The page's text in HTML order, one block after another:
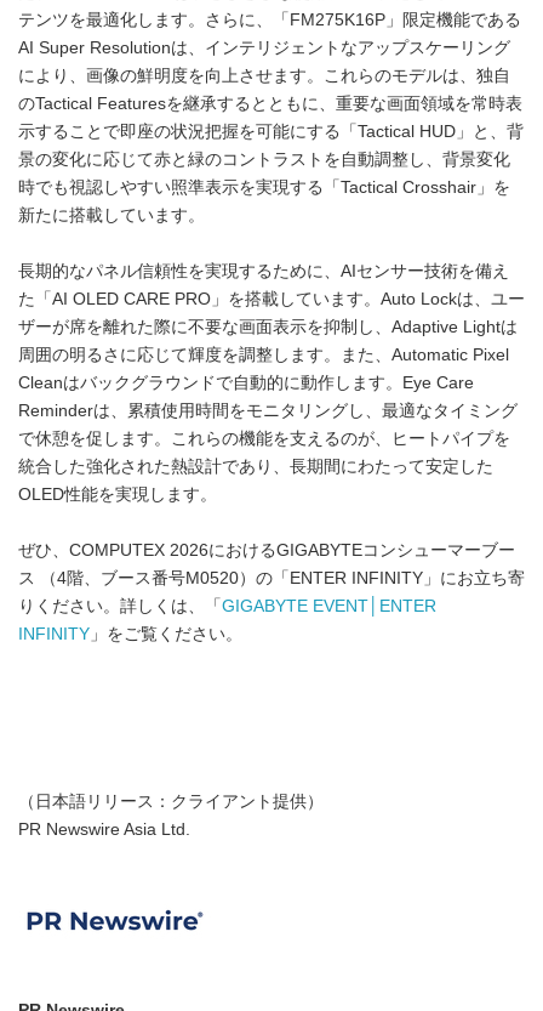
テンツを最適化します。さらに、「FM275K16P」限定機能である
AI Super Resolutionは、インテリジェントなアップスケーリング
により、画像の鮮明度を向上させます。これらのモデルは、独自
のTactical Featuresを継承するとともに、重要な画面領域を常時表
示することで即座の状況把握を可能にする「Tactical HUD」と、背
景の変化に応じて赤と緑のコントラストを自動調整し、背景変化
時でも視認しやすい照準表示を実現する「Tactical Crosshair」を
新たに搭載しています。
長期的なパネル信頼性を実現するために、AIセンサー技術を備え
た「AI OLED CARE PRO」を搭載しています。Auto Lockは、ユー
ザーが席を離れた際に不要な画面表示を抑制し、Adaptive Lightは
周囲の明るさに応じて輝度を調整します。また、Automatic Pixel
Cleanはバックグラウンドで自動的に動作します。Eye Care
Reminderは、累積使用時間をモニタリングし、最適なタイミング
で休憩を促します。これらの機能を支えるのが、ヒートパイプを
統合した強化された熱設計であり、長期間にわたって安定した
OLED性能を実現します。
ぜひ、COMPUTEX 2026におけるGIGABYTEコンシューマーブー
ス （4階、ブース番号M0520）の「ENTER INFINITY」にお立ち寄
りください。詳しくは、「 GIGABYTE EVENT│ENTER
INFINITY 」をご覧ください。
（日本語リリース：クライアント提供）
PR Newswire Asia Ltd.